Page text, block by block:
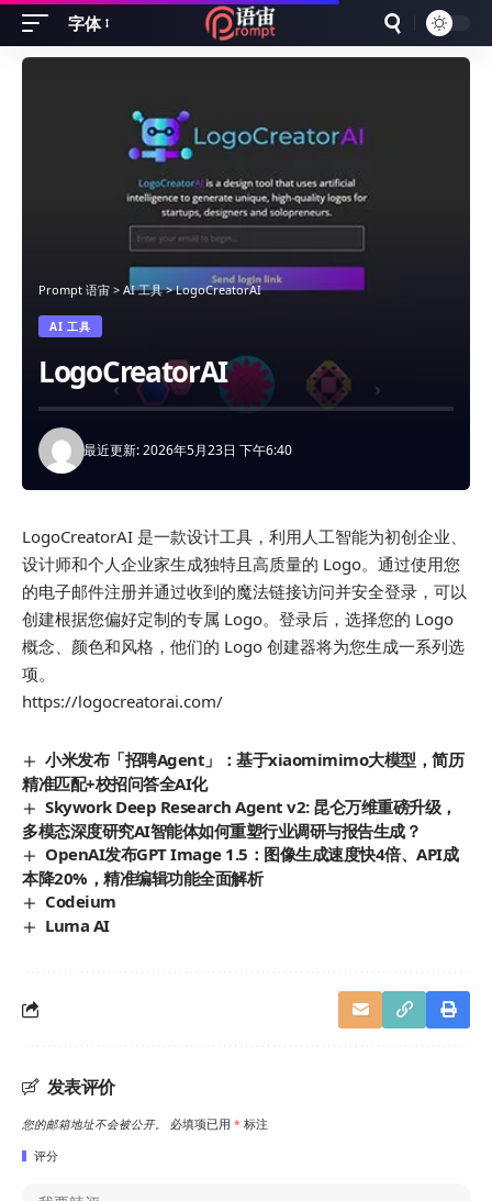
Font
Resizer
字体
Prompt 语宙 > AI 工具>LogoCreatorAI
AI 工具
LogoCreatorAI
最近更新: 2026年5月23日 下午6:40
LogoCreatorAI 是一款设计工具，利用人工智能为初创企业、
设计师和个人企业家生成独特且高质量的 Logo。通过使用您
的电子邮件注册并通过收到的魔法链接访问并安全登录，可以
创建根据您偏好定制的专属 Logo。登录后，选择您的 Logo
概念、颜色和风格，他们的 Logo 创建器将为您生成一系列选
项。
https://logocreatorai.com/
小米发布「招聘Agent」：基于xiaomimimo大模型，简历
精准匹配+校招问答全AI化
Skywork Deep Research Agent v2: 昆仑万维重磅升级，
多模态深度研究AI智能体如何重塑行业调研与报告生成？
OpenAI发布GPT Image 1.5：图像生成速度快4倍、API成
本降20%，精准编辑功能全面解析
Codeium
Luma AI
发表评价
您的邮箱地址不会被公开。 必填项已用 * 标注
评分